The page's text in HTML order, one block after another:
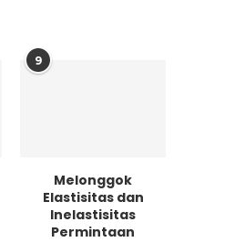
9
Melonggok
Elastisitas dan
Inelastisitas
Permintaan